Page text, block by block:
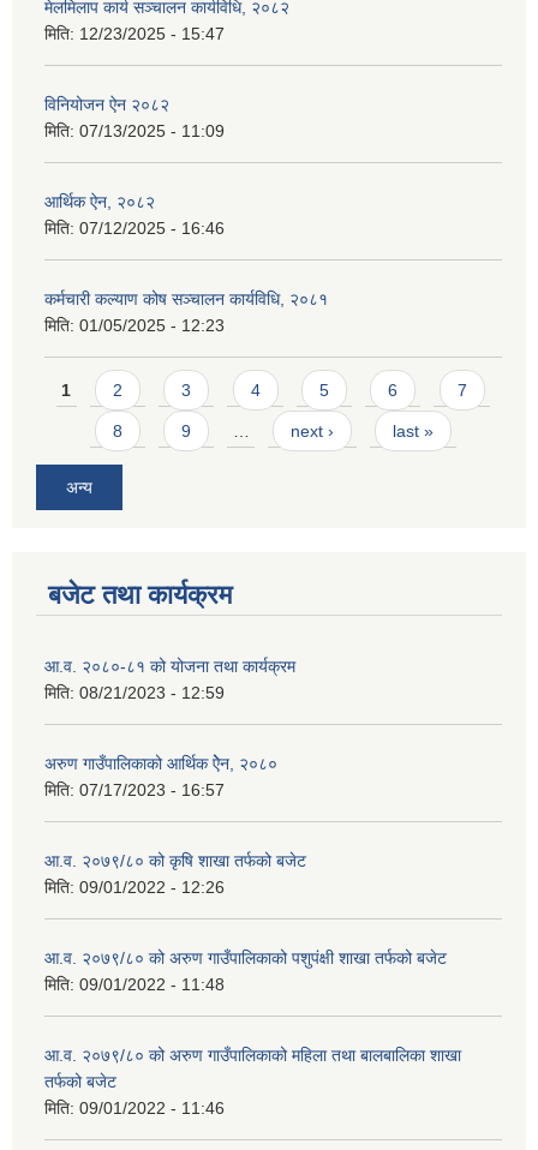
मेलमिलाप कार्य सञ्चालन कार्यविधि, २०८२
मिति: 12/23/2025 - 15:47
विनियोजन ऐन २०८२
मिति: 07/13/2025 - 11:09
आर्थिक ऐन, २०८२
मिति: 07/12/2025 - 16:46
कर्मचारी कल्याण कोष सञ्चालन कार्यविधि, २०८१
मिति: 01/05/2025 - 12:23
Pages
1 2 3 4 5 6 7
8 9 … next › last »
अन्य
बजेट तथा कार्यक्रम
आ.व. २०८०-८१ को योजना तथा कार्यक्रम
मिति: 08/21/2023 - 12:59
अरुण गाउँपालिकाको आर्थिक ऐेन, २०८०
मिति: 07/17/2023 - 16:57
आ.व. २०७९/८० को कृषि शाखा तर्फको बजेट
मिति: 09/01/2022 - 12:26
आ.व. २०७९/८० को अरुण गाउँपालिकाको पशुपंक्षी शाखा तर्फको बजेट
मिति: 09/01/2022 - 11:48
आ.व. २०७९/८० को अरुण गाउँपालिकाको महिला तथा बालबालिका शाखा
तर्फको बजेट
मिति: 09/01/2022 - 11:46